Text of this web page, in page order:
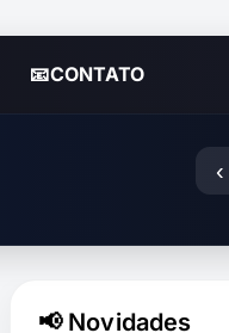
📧CONTATO
‹
📢 Novidades